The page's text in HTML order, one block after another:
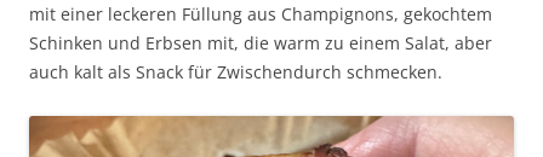
mit einer leckeren Füllung aus Champignons, gekochtem
Schinken und Erbsen mit, die warm zu einem Salat, aber
auch kalt als Snack für Zwischendurch schmecken.